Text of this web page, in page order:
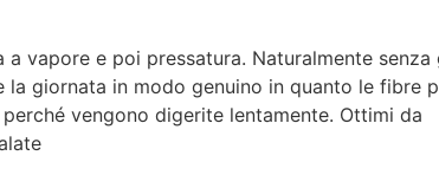
vapore e poi pressatura. Naturalmente senza
giornata in modo genuino in quanto le fibre
vengono digerite lentamente. Ottimi da